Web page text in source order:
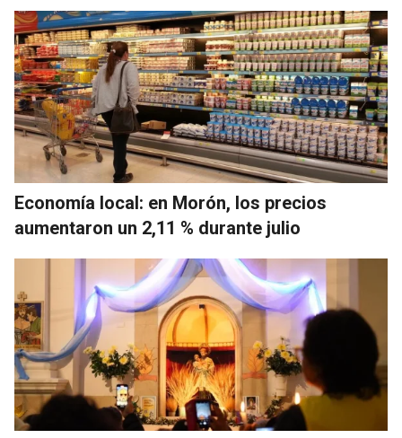
Economía local: en Morón, los precios
aumentaron un 2,11 % durante julio